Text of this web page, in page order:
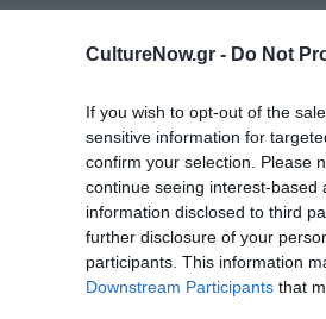
CultureNow.gr - Do Not
If you wish to opt-out of the
sensitive information for
confirm your selection. Please
continue seeing interest-
information disclosed to third
further disclosure of your
participants. This information
Downstream Participants that
Σχετικά